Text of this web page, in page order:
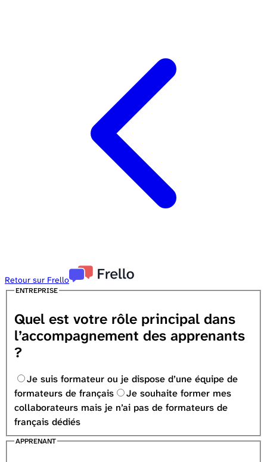
Retour sur Frello
ENTREPRISE
Quel est votre rôle principal dans
l’accompagnement des apprenants
?
Je suis formateur ou je dispose d’une équipe de
formateurs de français
Je souhaite former mes
collaborateurs mais je n’ai pas de formateurs de
français dédiés
APPRENANT